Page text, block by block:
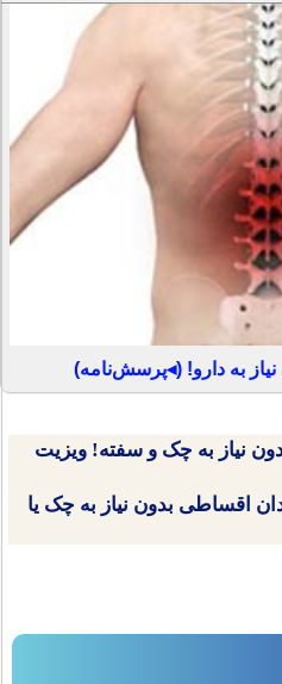
نیاز به دارو! (◂پرسش‌نامه)
نیاز به چک و سفته! ویزیت
اقساطی بدون نیاز به چک یا